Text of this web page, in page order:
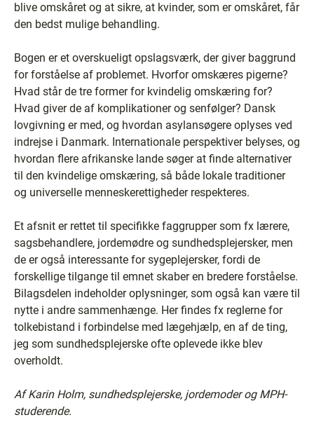
blive omskåret og at sikre, at kvinder, som er omskåret, får
den bedst mulige behandling.
Bogen er et overskueligt opslagsværk, der giver baggrund
for forståelse af problemet. Hvorfor omskæres pigerne?
Hvad står de tre former for kvindelig omskæring for?
Hvad giver de af komplikationer og senfølger? Dansk
lovgivning er med, og hvordan asylansøgere oplyses ved
indrejse i Danmark. Internationale perspektiver belyses, og
hvordan flere afrikanske lande søger at finde alternativer
til den kvindelige omskæring, så både lokale traditioner
og universelle menneskerettigheder respekteres.
Et afsnit er rettet til specifikke faggrupper som fx lærere,
sagsbehandlere, jordemødre og sundhedsplejersker, men
de er også interessante for sygeplejersker, fordi de
forskellige tilgange til emnet skaber en bredere forståelse.
Bilagsdelen indeholder oplysninger, som også kan være til
nytte i andre sammenhænge. Her findes fx reglerne for
tolkebistand i forbindelse med lægehjælp, en af de ting,
jeg som sundhedsplejerske ofte oplevede ikke blev
overholdt.
Af Karin Holm, sundhedsplejerske, jordemoder og MPH-
studerende.